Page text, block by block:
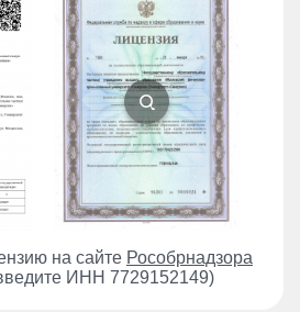
на сайте Рособрнадзора
ИНН 7729152149)